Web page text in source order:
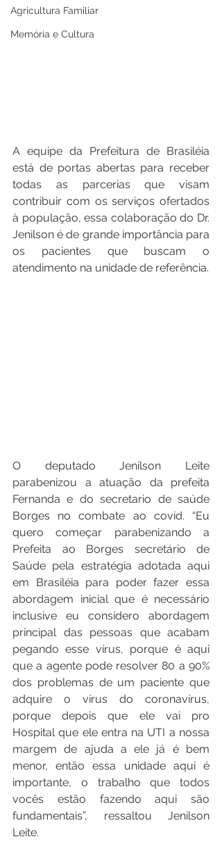
Agricultura Familiar
Memória e Cultura
A equipe da Prefeitura de Brasiléia
está de portas abertas para receber
todas as parcerias que visam
contribuir com os serviços ofertados
à população, essa colaboração do Dr.
Jenilson é de grande importância para
os pacientes que buscam o
O deputado Jenilson Leite
parabenizou a atuação da prefeita
Fernanda e do secretario de saúde
Borges no combate ao covid. “Eu
quero começar parabenizando a
Prefeita ao Borges secretário de
Saúde pela estratégia adotada aqui
em Brasiléia para poder fazer essa
abordagem inicial que é necessário
inclusive eu considero abordagem
principal das pessoas que acabam
pegando esse vírus, porque é aqui
que a agente pode resolver 80 a 90%
dos problemas de um paciente que
adquire o vírus do coronavírus,
porque depois que ele vai pro
Hospital que ele entra na UTI a nossa
margem de ajuda a ele já é bem
menor, então essa unidade aqui é
importante, o trabalho que todos
vocês estão fazendo aqui são
fundamentais”, ressaltou Jenilson
Leite.